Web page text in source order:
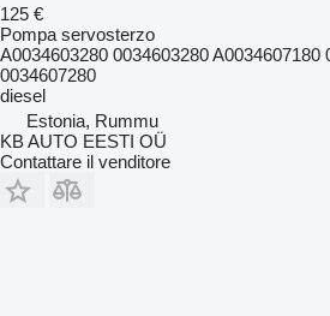
125 €
Pompa servosterzo
A0034603280 0034603280 A0034607180
0034607280
diesel
Estonia, Rummu
KB AUTO EESTI OÜ
Contattare il venditore